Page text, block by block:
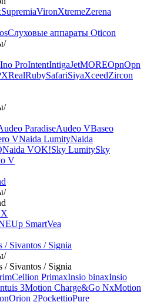
SupremiaVironXtremeZerena
Слуховые аппараты Oticon
/
ProIntentIntigaJetMOREOpnOpn
RealRubySafariSiyaXceedZircon
/
ParadiseAudeo VBaseo
VNaida LumityNaida
Naida VOK!Sky LumitySky
V
/
Up SmartVea
/ Sivantos / Signia
/
/ Sivantos / Signia
Cellion PrimaxInsio binaxInsio
3Motion Charge&Go NxMotion
Orion 2PockettioPure